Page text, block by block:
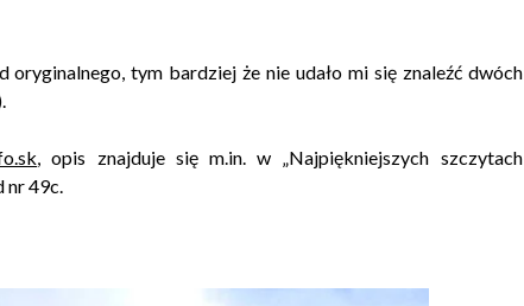
tym bardziej że nie udało mi się znaleźć dwóch
, opis znajduje się m.in. w „Najpiękniejszych szczytach
nr 49c.